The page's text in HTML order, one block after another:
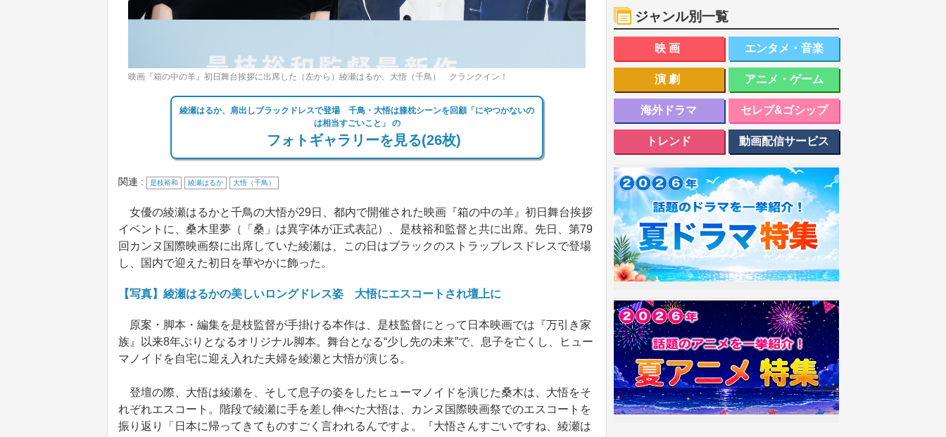
映画『箱の中の羊』初日舞台挨拶に出席した（左から）綾瀬はるか、大悟（千鳥） クランクイン！
綾瀬はるか、肩出しブラックドレスで登場 千鳥・大悟は膝枕シーンを回顧「にやつかないの
は相当すごいこと」 の
フォトギャラリーを見る(26枚)
関連 : 是枝裕和 綾瀬はるか 大悟（千鳥）
女優の綾瀬はるかと千鳥の大悟が29日、都内で開催された映画『箱の中の羊』初日舞台挨拶
イベントに、桑木里夢（「桑」は異字体が正式表記）、是枝裕和監督と共に出席。先日、第79
回カンヌ国際映画祭に出席していた綾瀬は、この日はブラックのストラップレスドレスで登場
し、国内で迎えた初日を華やかに飾った。
【写真】綾瀬はるかの美しいロングドレス姿 大悟にエスコートされ壇上に
原案・脚本・編集を是枝監督が手掛ける本作は、是枝監督にとって日本映画では『万引き家
族』以来8年ぶりとなるオリジナル脚本。舞台となる“少し先の未来”で、息子を亡くし、ヒュー
マノイドを自宅に迎え入れた夫婦を綾瀬と大悟が演じる。
登壇の際、大悟は綾瀬を、そして息子の姿をしたヒューマノイドを演じた桑木は、大悟をそ
れぞれエスコート。階段で綾瀬に手を差し伸べた大悟は、カンヌ国際映画祭でのエスコートを
振り返り「日本に帰ってきてものすごく言われるんですよ。『大悟さんすごいですね、綾瀬は
ジャンル別一覧
映画 エンタメ・音楽
演劇 アニメ・ゲーム
海外ドラマ セレブ&ゴシップ
トレンド 動画配信サービス